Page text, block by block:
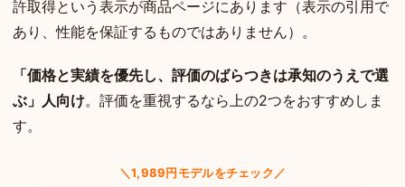
許取得という表示が商品ページにあります（表示の引用で
あり、性能を保証するものではありません）。
「価格と実績を優先し、評価のばらつきは承知のうえで選
ぶ」人向け。評価を重視するなら上の2つをおすすめしま
す。
＼1,989円モデルをチェック／